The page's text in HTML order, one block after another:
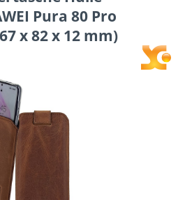
Pura 80 Pro
x 82 x 12 mm)